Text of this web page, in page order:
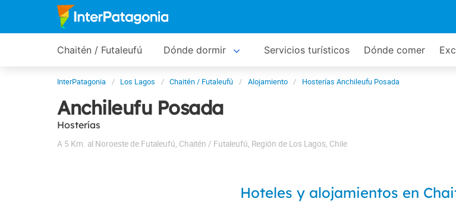
Chaitén / Futaleufú Dónde dormir Servicios turísticos Dónde comer
InterPatagonia Los Lagos Chaitén / Futaleufú Alojamiento Hosterías Anchileufu Posada
Anchileufu Posada
Hosterías
A 5 Km. al Noroeste de Futaleufú Chaitén / Futaleufú Región de Los Lagos Chile
Hoteles y alojamientos en